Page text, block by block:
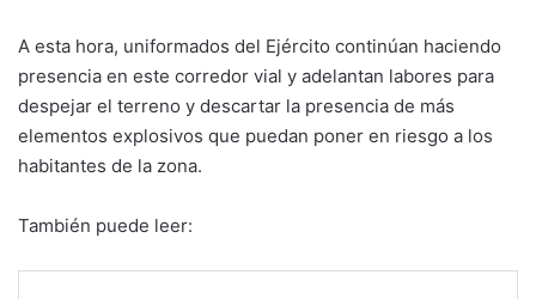
A esta hora, uniformados del Ejército continúan haciendo
presencia en este corredor vial y adelantan labores para
despejar el terreno y descartar la presencia de más
elementos explosivos que puedan poner en riesgo a los
habitantes de la zona.
También puede leer: